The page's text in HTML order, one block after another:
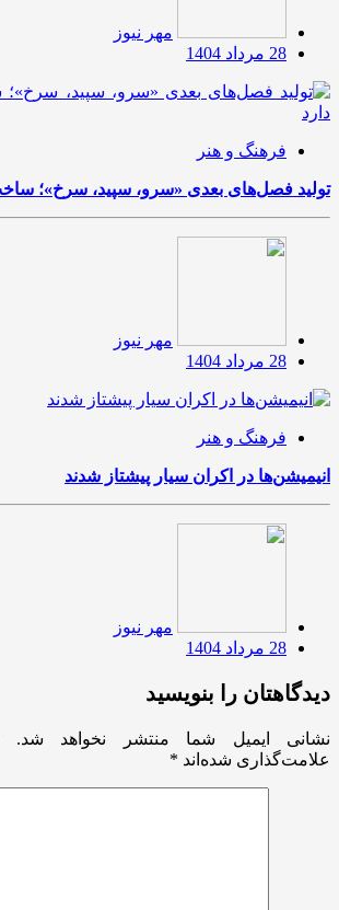
مهر نیوز
28 مرداد 1404
فرهنگ و هنر
تولید فصل‌های بعدی «سرو، سپید، سرخ»؛
مهر نیوز
28 مرداد 1404
فرهنگ و هنر
انیمیشن‌ها در اکران سیار پیشتاز شدند
مهر نیوز
28 مرداد 1404
دیدگاهتان را بنویسید
نشانی ایمیل شما منتشر نخواهد شد.
علامت‌گذاری شده‌اند *